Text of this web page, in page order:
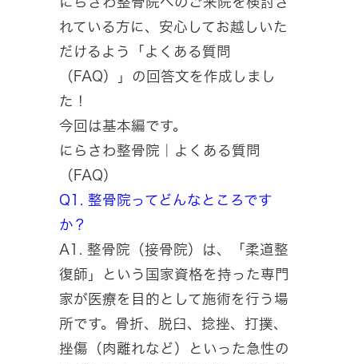
れている方に、安心してお越しいた
だけるよう「よくある質問
（FAQ）」の回答文を作成しまし
た！
今回は基本編です。
にらさわ整骨院｜よくある質問
（FAQ）
Q1. 整骨院ってどんなところです
か？
A1. 整骨院（接骨院）は、「柔道整
復師」という国家資格を持った専門
家が医療を目的として施術を行う場
所です。骨折、脱臼、捻挫、打撲、
挫傷（肉離れなど）といった急性の